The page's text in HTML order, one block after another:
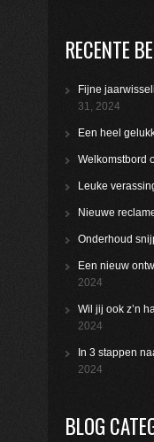
RECENTE
Fijne
31, 2024
Een heel
Welkomstbord
Leuke
Nieuwe
Onderhoud
Een nieuw
2024
Wil jij ook z’n
2024
In 3 stappen
2024
BLOG